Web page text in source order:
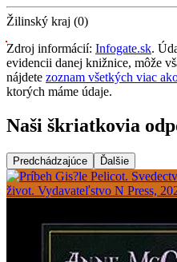
Žilinský kraj (0)
Zdroj informácií: Infogate.sk.
evidencii danej knižnice, môže
nájdete zoznam všetkých viac
ktorých máme údaje.
Naši škriatkovia
Predchádzajúce Ďalšie